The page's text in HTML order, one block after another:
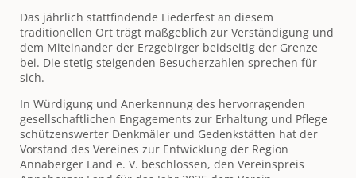
Das jährlich stattfindende Liederfest an diesem
traditionellen Ort trägt maßgeblich zur Verständigung und
dem Miteinander der Erzgebirger beidseitig der Grenze
bei. Die stetig steigenden Besucherzahlen sprechen für
sich.
In Würdigung und Anerkennung des hervorragenden
gesellschaftlichen Engagements zur Erhaltung und Pflege
schützenswerter Denkmäler und Gedenkstätten hat der
Vorstand des Vereines zur Entwicklung der Region
Annaberger Land e. V. beschlossen, den Vereinspreis